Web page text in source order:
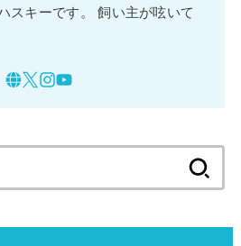
スキーです。 飼い主が呟いて
索: